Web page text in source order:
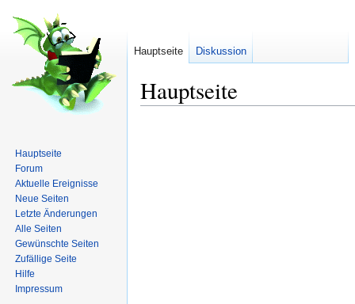
Hauptseite
Hauptseite Diskussion
Hauptseite
Forum
Aktuelle Ereignisse
Neue Seiten
Letzte Änderungen
Alle Seiten
Gewünschte Seiten
Zufällige Seite
Hilfe
Impressum